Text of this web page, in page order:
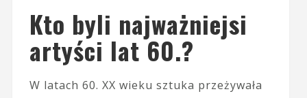
Kto byli najważniejsi
artyści lat 60.?
W latach 60. XX wieku sztuka przeżywała